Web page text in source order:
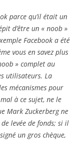
parce qu’il était un
d’être un « noob »
Facebook a été
vous en savez plus
» complet au
utilisateurs. La
mécanismes pour
à ce sujet, ne le
Mark Zuckerberg ne
levée de fonds; si il
un gros chèque,